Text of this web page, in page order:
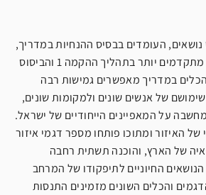
נושאים, העומדים בבסיס ההנחיות במדריך,
ועשויים לסייע בשלבים מתקדמים יותר בתהליך ההקמה 1 והביסוס
במדריך מאפשרים גמישות רבה
של אנשים שונים ולמקומות שונים,
על המאפיינים הייחודיים של ישראל.
של האיזור ומתוכו פותחו מספר דגמי איזור
של הארץ, והוכנה תשתית רחבה
הנושאים החיוניים לתיפקודו של המרחב
והכלים השונים מזמינים התנסות